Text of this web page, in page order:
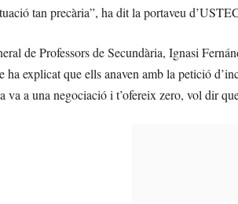
tan precària”, ha dit la portaveu
de Professors de Secundària, Ignasi
ha explicat que ells anaven amb la petició
va a una negociació i t’ofereix zero, vol dir